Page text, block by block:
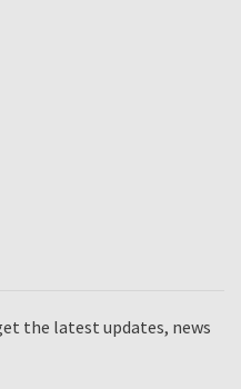
the latest updates, news